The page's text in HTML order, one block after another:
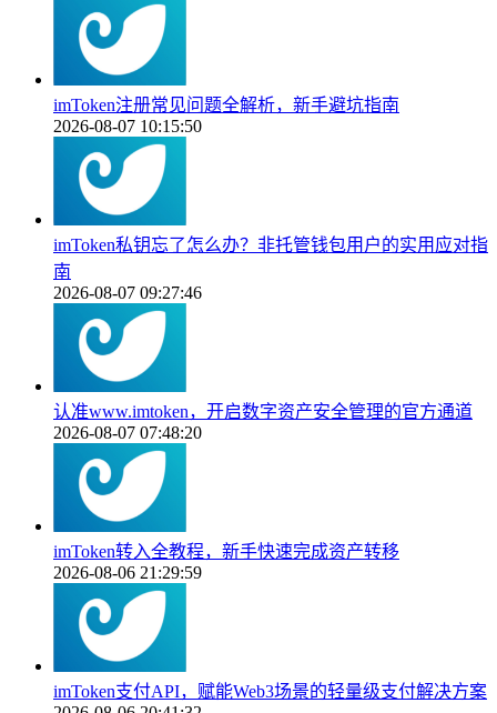
imToken注册常见问题全解析，新手避坑指南
2026-08-07 10:15:50
imToken私钥忘了怎么办？非托管钱包用户的实用应对指
南
2026-08-07 09:27:46
认准www.imtoken，开启数字资产安全管理的官方通道
2026-08-07 07:48:20
imToken转入全教程，新手快速完成资产转移
2026-08-06 21:29:59
imToken支付API，赋能Web3场景的轻量级支付解决方案